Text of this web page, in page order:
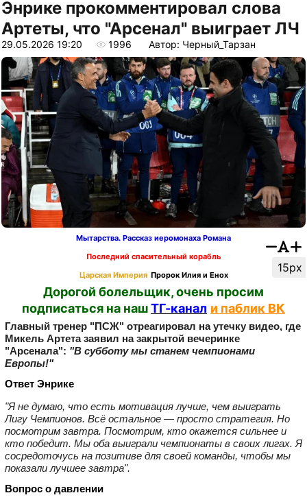
Энрике прокомментировал слова
Артеты, что "Арсенал" выиграет ЛЧ
29.05.2026 19:20 1996 Автор: Черный_Тарзан
15px
Мытарства. Рассказ иеромонаха Романа
Последний спасительный корабль
Царская Империя Пророк Илия и Енох
Дорогой болельщик, очень просим
подписаться на нашТГ-канал и паблик ВК
Главный тренер "ПСЖ" отреагировал на утечку видео, где
Микель Артета заявил на закрытой вечеринке
"Арсенала": "В субботу мы станем чемпионами
Европы!"
Ответ Энрике
"Я не думаю, что есть мотивация лучше, чем выиграть
Лигу Чемпионов. Всё остальное — просто стратегия. Но
посмотрим завтра. Посмотрим, кто окажется сильнее и
кто победит. Мы оба выиграли чемпионаты в своих лигах. Я
сосредоточусь на позитиве для своей команды, чтобы мы
показали лучшее завтра".
Вопрос о давлении